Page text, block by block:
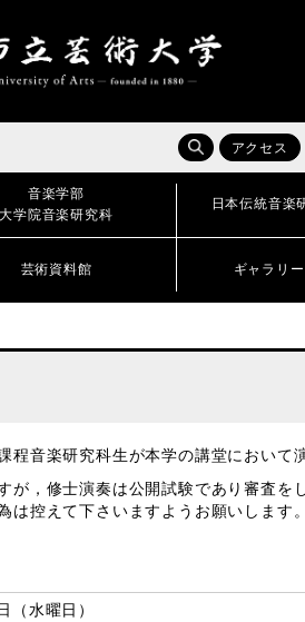
アクセス
音楽学部
大学院音楽研究科
日本伝統音楽
芸術資料館 ギャラリ
程音楽研究科生が本学の講堂において
，修士演奏は公開試験であり審査を
は控えて下さいますようお願いします
（水曜日）